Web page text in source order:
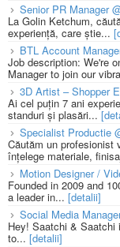
Senior PR Manager
La Golin Ketchum,
experiență, care știe...
BTL Account
Job description: We're
Manager to join our
3D Artist – Shopper
Ai cel puțin 7 ani
standuri și plasări...
Specialist Productie
Căutăm un profesionist
înțelege materiale,
Motion Designer /
Founded in 2009 and
a leader in... [detalii]
Social Media
Hey! Saatchi & Saatchi
to... [detalii]